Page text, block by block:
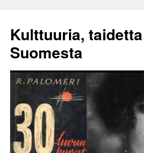
Kulttuuria,
Suomesta